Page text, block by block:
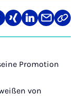
Teilen
auf
Teilen
auf
Teilen
über
Mail
Link
Promotion
von